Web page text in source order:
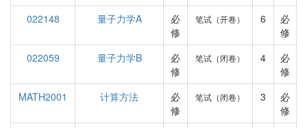
022148 量子力学A
必
修
笔试（开卷） 6
必
修
022059
量子力学B
必
修
笔试（闭卷） 4
必
修
MATH2001
计算方法
必
修
笔试（闭卷） 3
必
修